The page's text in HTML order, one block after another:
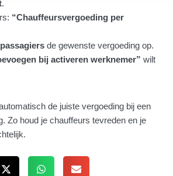
.
“Chauffeursvergoeding per
de gewenste vergoeding op.
bij activeren werknemer” wilt
de juiste vergoeding bij een
Zo houd je chauffeurs tevreden en je